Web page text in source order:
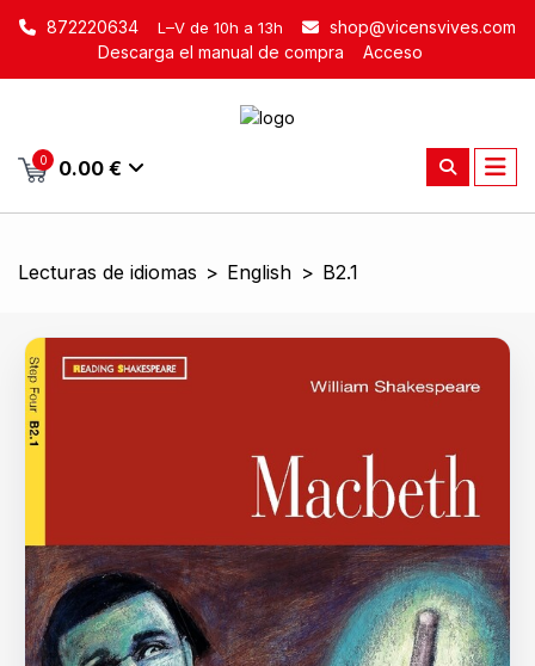
872220634 L–V de 10h a 13h
shop@vicensvives.com
Descarga el manual de compra
Acceso
0 0.00 €
Lecturas de idiomas > English > B2.1